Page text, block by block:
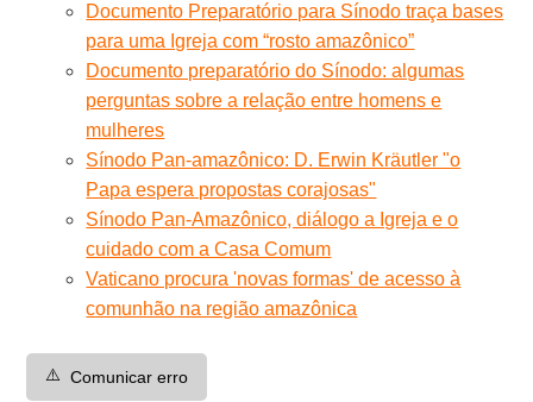
Documento Preparatório para Sínodo traça bases
para uma Igreja com “rosto amazônico”
Documento preparatório do Sínodo: algumas
perguntas sobre a relação entre homens e
mulheres
Sínodo Pan-amazônico: D. Erwin Kräutler "o
Papa espera propostas corajosas"
Sínodo Pan-Amazônico, diálogo a Igreja e o
cuidado com a Casa Comum
Vaticano procura 'novas formas' de acesso à
comunhão na região amazônica
⚠️ Comunicar erro